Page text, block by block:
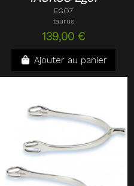
EGO7
taurus
139,00 €
Ajouter au panier